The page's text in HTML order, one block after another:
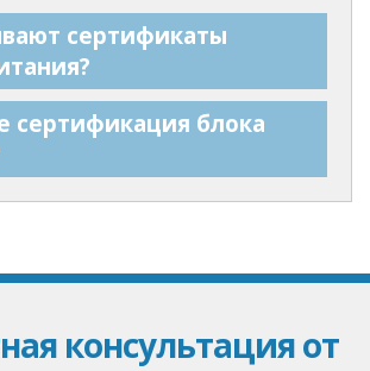
сертификаты
сертификация блока
консультация от